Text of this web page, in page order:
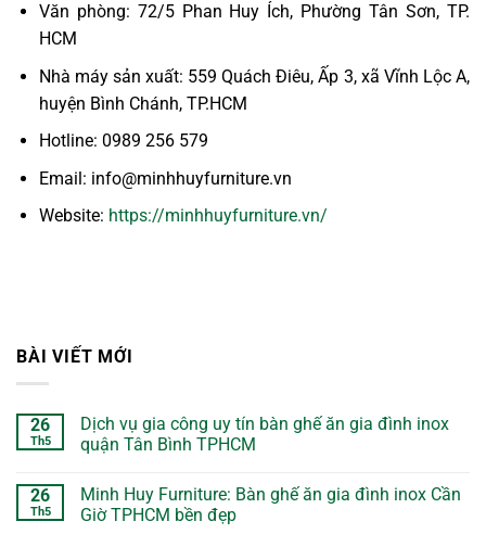
Văn phòng: 72/5 Phan Huy Ích, Phường Tân Sơn, TP.
HCM
Nhà máy sản xuất: 559 Quách Điêu, Ấp 3, xã Vĩnh Lộc A,
huyện Bình Chánh, TP.HCM
Hotline: 0989 256 579
Email: info@minhhuyfurniture.vn
Website: https://minhhuyfurniture.vn/
BÀI VIẾT MỚI
26
Th5
Dịch vụ gia công uy tín bàn ghế ăn gia đình inox
quận Tân Bình TPHCM
26
Th5
Minh Huy Furniture: Bàn ghế ăn gia đình inox Cần
Giờ TPHCM bền đẹp